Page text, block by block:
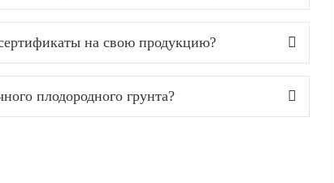
на свою продукцию?
плодородного грунта?